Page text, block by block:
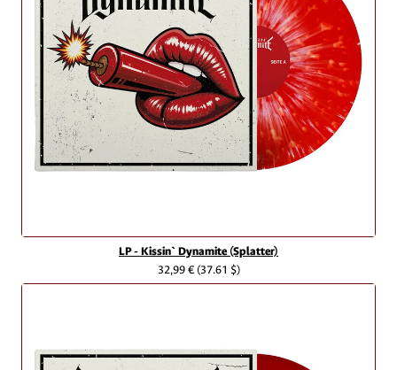
LP - Kissin` Dynamite (Splatter)
32,99 €(37.61 $)